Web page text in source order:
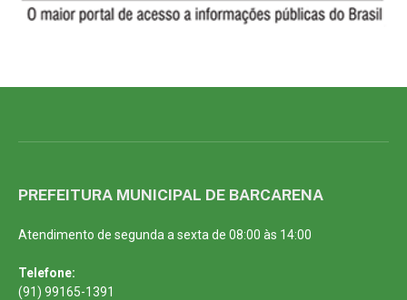
PREFEITURA MUNICIPAL DE BARCARENA
Atendimento de segunda a sexta de 08:00 às 14:00
Telefone:
(91) 99165-1391